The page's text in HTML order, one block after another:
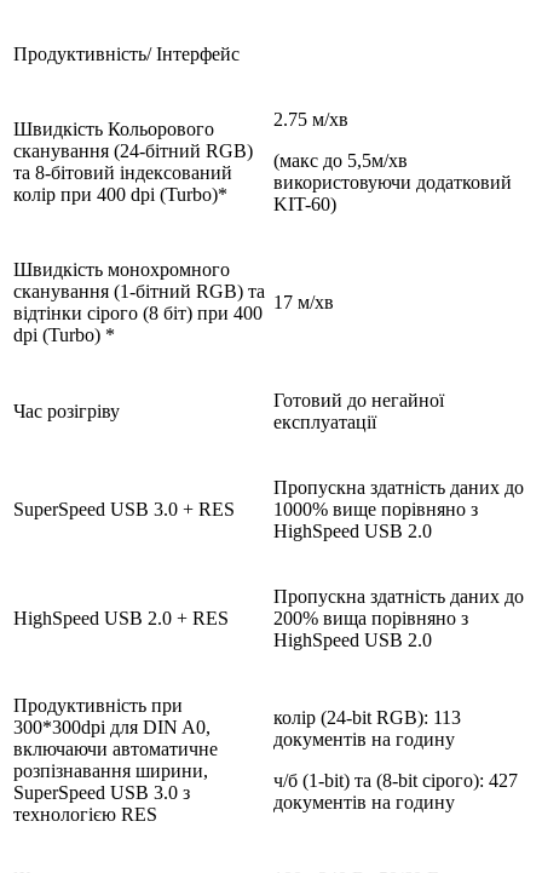
Продуктивність/ Інтерфейс
Швидкість Кольорового
сканування (24-бітний RGB)
та 8-бітовий індексований
колір при 400 dpi (Turbo)*
2.75 м/хв
(макс до 5,5м/хв
використовуючи додатковий
KIT-60)
Швидкість монохромного
сканування (1-бітний RGB) та
відтінки сірого (8 біт) при 400
dpi (Turbo) *
17 м/хв
Час розігріву
Готовий до негайної
експлуатації
SuperSpeed USB 3.0 + RES
Пропускна здатність даних до
1000% вище порівняно з
HighSpeed USB 2.0
HighSpeed USB 2.0 + RES
Пропускна здатність даних до
200% вища порівняно з
HighSpeed USB 2.0
Продуктивність при
300*300dpi для DIN A0,
включаючи автоматичне
розпізнавання ширини,
SuperSpeed USB 3.0 з
технологією RES
колір (24-bit RGB): 113
документів на годину
ч/б (1-bit) та (8-bit сірого): 427
документів на годину